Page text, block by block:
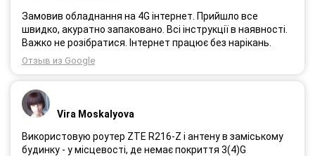
Замовив обладнання на 4G інтернет. Прийшло все
швидко, акуратно запаковано. Всі інструкції в наявності.
Важко не розібратися. Інтернет працює без нарікань.
Отзыв из Google
Vira Moskalyova
Використовую роутер ZTE R216-Z і антену в заміському
будинку - у місцевості, де немає покриття 3(4)G